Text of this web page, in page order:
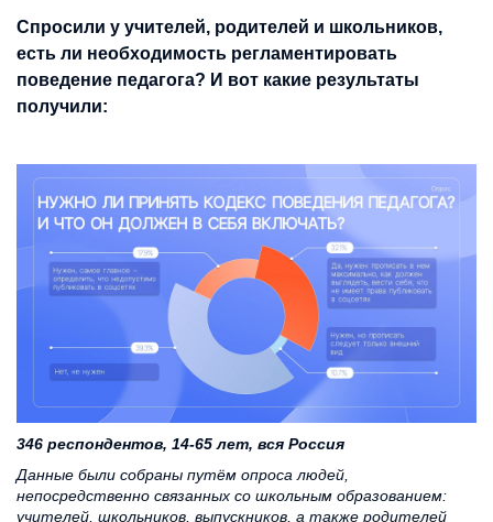
Спросили у учителей, родителей и школьников,
есть ли необходимость регламентировать
поведение педагога? И вот какие результаты
получили:
346 респондентов, 14-65 лет, вся Россия
Данные были собраны путём опроса людей,
непосредственно связанных со школьным образованием:
учителей, школьников, выпускников, а также родителей